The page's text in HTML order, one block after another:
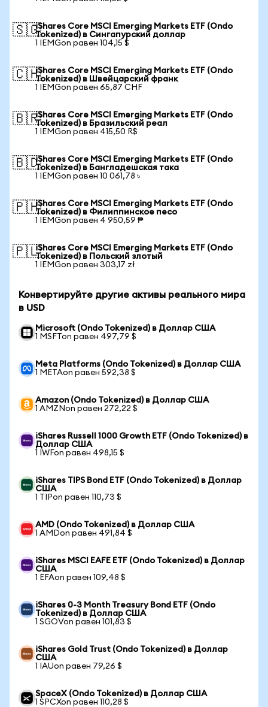
🇸🇬iShares Core MSCI Emerging Markets ETF (Ondo
Tokenized) в Сингапурский доллар
1 IEMGon равен 104,15 $
🇨🇭iShares Core MSCI Emerging Markets ETF (Ondo
Tokenized) в Швейцарский франк
1 IEMGon равен 65,87 CHF
🇧🇷iShares Core MSCI Emerging Markets ETF (Ondo
Tokenized) в Бразильский реал
1 IEMGon равен 415,50 R$
🇧🇩iShares Core MSCI Emerging Markets ETF (Ondo
Tokenized) в Бангладешская така
1 IEMGon равен 10 061,78 ৳
🇵🇭iShares Core MSCI Emerging Markets ETF (Ondo
Tokenized) в Филиппинское песо
1 IEMGon равен 4 950,59 ₱
🇵🇱iShares Core MSCI Emerging Markets ETF (Ondo
Tokenized) в Польский злотый
1 IEMGon равен 303,17 zł
Конвертируйте другие активы реального мира
в USD
Microsoft (Ondo Tokenized) в Доллар США
1 MSFTon равен 497,79 $
Meta Platforms (Ondo Tokenized) в Доллар США
1 METAon равен 592,38 $
Amazon (Ondo Tokenized) в Доллар США
1 AMZNon равен 272,22 $
iShares Russell 1000 Growth ETF (Ondo Tokenized) в
Доллар США
1 IWFon равен 498,15 $
iShares TIPS Bond ETF (Ondo Tokenized) в Доллар
США
1 TIPon равен 110,73 $
AMD (Ondo Tokenized) в Доллар США
1 AMDon равен 491,84 $
iShares MSCI EAFE ETF (Ondo Tokenized) в Доллар
США
1 EFAon равен 109,48 $
iShares 0-3 Month Treasury Bond ETF (Ondo
Tokenized) в Доллар США
1 SGOVon равен 101,83 $
iShares Gold Trust (Ondo Tokenized) в Доллар
США
1 IAUon равен 79,26 $
SpaceX (Ondo Tokenized) в Доллар США
1 SPCXon равен 110,28 $